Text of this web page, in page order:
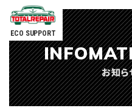
ECO SUPPORT
Tel.090-
電話対応時
お知ら